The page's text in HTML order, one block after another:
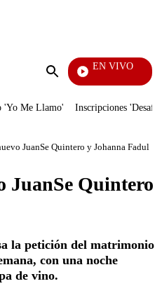
Enviar
EN VIVO
Televentas
'Yo Me Llamo' Inscripciones
JuanSe Quintero y Johanna Fadul
JuanSe Quintero
la petición del matrimonio
con una noche
de vino.